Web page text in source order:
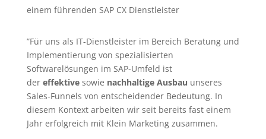
einem führenden SAP CX Dienstleister
”Für uns als IT-Dienstleister im Bereich Beratung und
Implementierung von spezialisierten
Softwarelösungen im SAP-Umfeld ist
der effektive sowie nachhaltige Ausbau unseres
Sales-Funnels von entscheidender Bedeutung. In
diesem Kontext arbeiten wir seit bereits fast einem
Jahr erfolgreich mit Klein Marketing zusammen.